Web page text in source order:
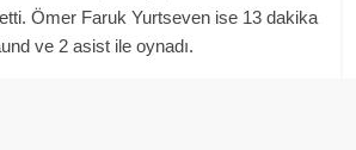
Ömer Faruk Yurtseven ise 13 dakika
ve 2 asist ile oynadı.